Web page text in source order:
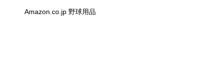
Amazon.co.jp 野球用品